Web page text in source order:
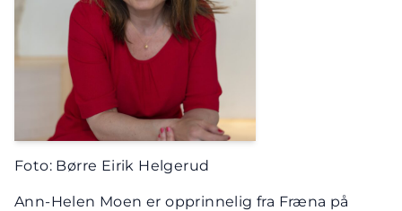
Foto: Børre Eirik Helgerud
Ann-Helen Moen er opprinnelig fra Fræna på